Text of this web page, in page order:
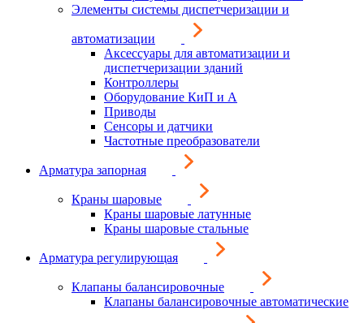
Элементы системы диспетчеризации и
автоматизации
Аксессуары для автоматизации и
диспетчеризации зданий
Контроллеры
Оборудование КиП и А
Приводы
Сенсоры и датчики
Частотные преобразователи
Арматура запорная
Краны шаровые
Краны шаровые латунные
Краны шаровые стальные
Арматура регулирующая
Клапаны балансировочные
Клапаны балансировочные автоматические